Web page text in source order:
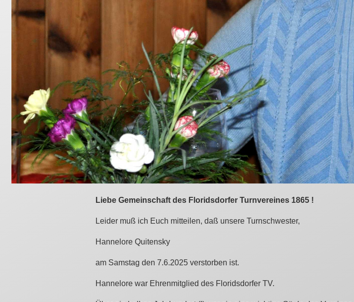
Liebe Gemeinschaft des Floridsdorfer Turnvereines 1865 !
Leider muß ich Euch mitteilen, daß unsere Turnschwester,
Hannelore Quitensky
am Samstag den 7.6.2025 verstorben ist.
Hannelore war Ehrenmitglied des Floridsdorfer TV.